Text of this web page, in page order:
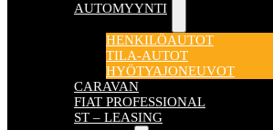
AUTOMYYNTI
HENKILÖAUTOT
TILA-AUTOT
HYÖTYAJONEUVOT
CARAVAN
FIAT PROFESSIONAL
ST – LEASING